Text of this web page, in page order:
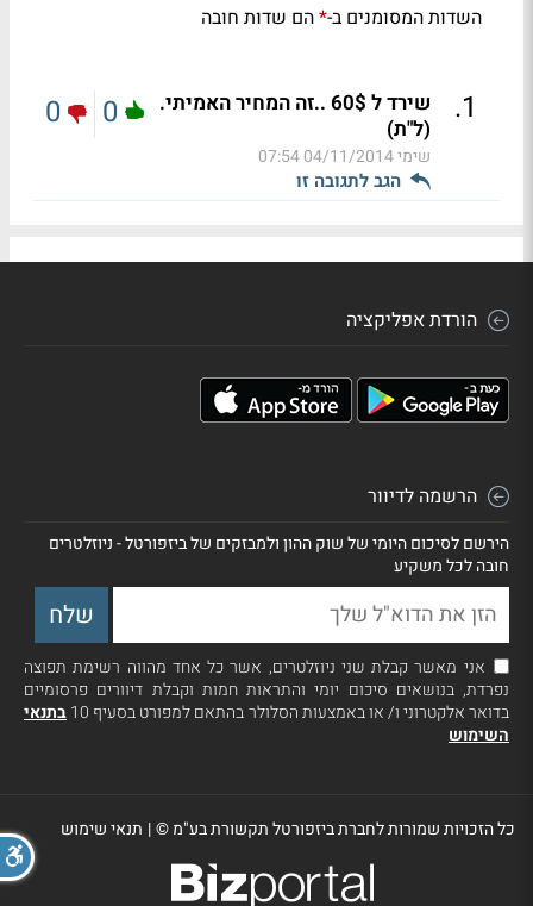
השדות המסומנים ב-*הם שדות חובה
1
.
שירד ל 60$ ..זה המחיר האמיתי.
(ל"ת)
שימי04/11/2014 07:54
הגב לתגובה זו
0
0
הורדת אפליקציה
הרשמה לדיוור
הירשם לסיכום היומי של שוק ההון ולמבזקים של ביזפורטל - ניוזלטרים
חובה לכל משקיע
אני מאשר קבלת שני ניוזלטרים, אשר כל אחד מהווה רשימת תפוצה
נפרדת, בנושאים סיכום יומי והתראות חמות וקבלת דיוורים פרסומיים
בדואר אלקטרוני ו/ או באמצעות הסלולר בהתאם למפורט בסעיף 10
בתנאי
השימוש
כל הזכויות שמורות לחברת ביזפורטל תקשורת בע"מ ©| תנאי שימוש